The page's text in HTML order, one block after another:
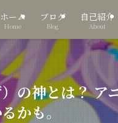
ホーム
Home
ブログ
Blog
自己紹介
About
の神とは？ ア
かも。